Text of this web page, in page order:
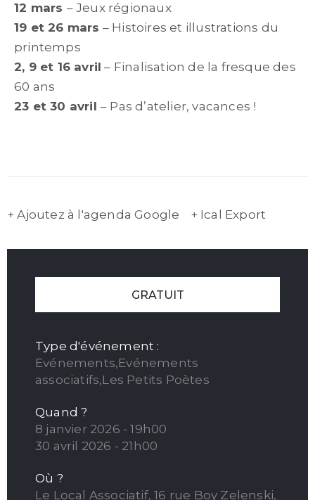
12 mars – Jeux régionaux
19 et 26 mars – Histoires et illustrations du
printemps
2, 9 et 16 avril – Finalisation de la fresque des
60 ans
23 et 30 avril – Pas d’atelier, vacances !
+ Ajoutez à l'agenda Google + Ical Export
GRATUIT
Type d'événement :
Evénements,Evénements
associatifs,Les Petits Poètes
Quand ?
8 janvier 2026 - 19h00
30 avril 2026 - 21h00
Où ?
Le Local Associatif, 16 rue Boy Zelenski,